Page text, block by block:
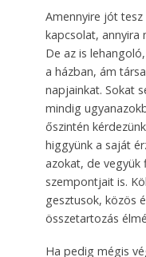
Amennyire jót tesz
kapcsolat, annyira
De az is
a házban, ám
napjainkat. Sokat
mindig
őszintén
higgyünk a saját
azokat, de vegyük
szempontjait is.
gesztusok, közös
összetartozás
Ha pedig mégis